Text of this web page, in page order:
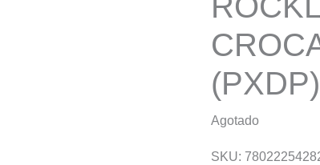
(PXDP)
Agotado
SKU: